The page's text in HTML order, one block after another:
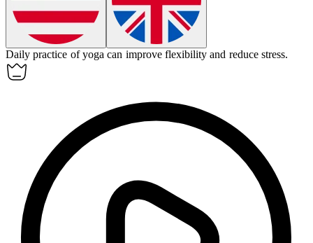
Dailypractice of yoga can improve flexibility and reduce stress.